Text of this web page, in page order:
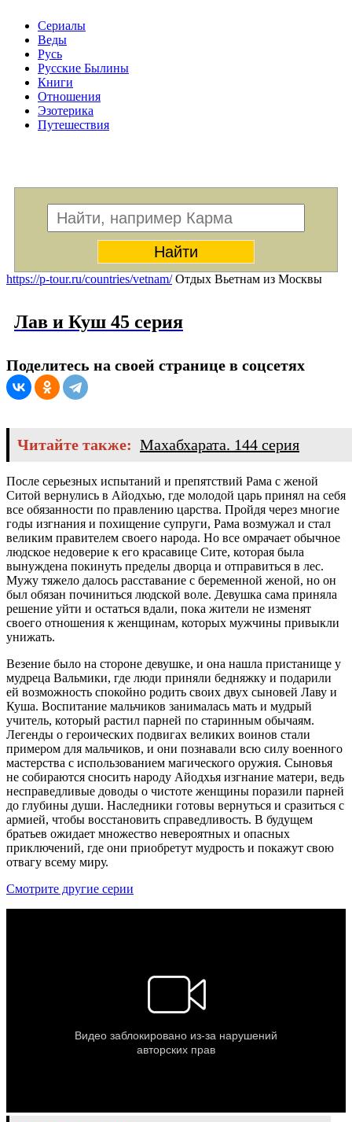
Сериалы
Веды
Русь
Русские Былины
Книги
Отношения
Эзотерика
Путешествия
https://p-tour.ru/countries/vetnam/Отдых Вьетнам из Москвы
Лав и Куш 45 серия
Поделитесь на своей странице в соцсетях
Читайте также: Махабхарата. 144 серия
После серьезных испытаний и препятствий Рама с женой
Ситой вернулись в Айодхью, где молодой царь принял на себя
все обязанности по правлению царства. Пройдя через многие
годы изгнания и похищение супруги, Рама возмужал и стал
великим правителем своего народа. Но все омрачает обычное
людское недоверие к его красавице Сите, которая была
вынуждена покинуть пределы дворца и отправиться в лес.
Мужу тяжело далось расставание с беременной женой, но он
был обязан починиться людской воле. Девушка сама приняла
решение уйти и остаться вдали, пока жители не изменят
своего отношения к женщинам, которых мужчины привыкли
унижать.
Везение было на стороне девушке, и она нашла пристанище у
мудреца Вальмики, где люди приняли бедняжку и подарили
ей возможность спокойно родить своих двух сыновей Лаву и
Куша. Воспитание мальчиков занималась мать и мудрый
учитель, который растил парней по старинным обычаям.
Легенды о героических подвигах великих воинов стали
примером для мальчиков, и они познавали всю силу военного
мастерства с использованием магического оружия. Сыновья
не собираются сносить народу Айодхья изгнание матери, ведь
несправедливые доводы о чистоте женщины поразили парней
до глубины души. Наследники готовы вернуться и сразиться с
армией, чтобы восстановить справедливость. В будущем
братьев ожидает множество невероятных и опасных
приключений, где они приобретут мудрость и покажут свою
отвагу всему миру.
Смотрите другие серии